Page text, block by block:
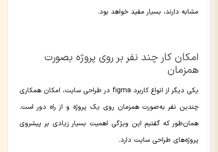
مشابه دارند، بسیار مفید خواهد بود.
امکان کار چند نفر بر روی پروژه بصورت
همزمان
یکی دیگر از انواع کاربرد figma در طراحی سایت، امکان همکاری
چندین نفر به‌صورت همزمان روی یک پروژه و از راه دور است.
همان‌طور که گفتیم این ویژگی اهمیت بسیار زیادی بر پیشروی
پروژه‌های طراحی سایت دارد.